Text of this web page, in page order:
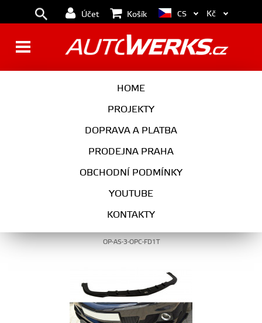
Účet Košík
HOME
PROJEKTY
DOPRAVA A PLATBA
PRODEJNA PRAHA
OBCHODNÍ PODMÍNKY
YOUTUBE
KONTAKTY
CS Kč
EXTERIÉR
Maxton Design Spoiler předního nárazníku
OP-AS-3-OPC-FD1T